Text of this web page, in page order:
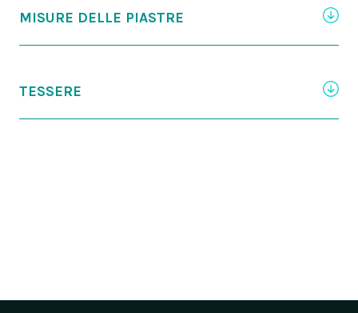
MISURE DELLE PIASTRE
TESSERE